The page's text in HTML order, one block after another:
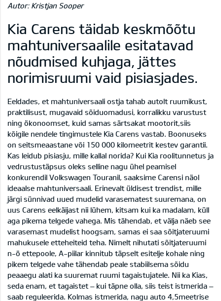
Autor: Kristjan Sooper
Kia Carens täidab keskmõõtu
mahtuniversaalile esitatavad
nõudmised kuhjaga, jättes
norimisruumi vaid pisiasjades.
Eeldades, et mahtuniversaali ostja tahab autolt ruumikust,
praktilisust, mugavaid sõiduomadusi, korralikku varustust
ning ökonoomset, kuid samas särtsakat mootorit,siis
kõigile nendele tingimustele Kia Carens vastab. Boonuseks
on seitsmeaastane või 150 000 kilomeetrit kestev garantii.
Kas leidub pisiasju, mille kallal norida? Kui Kia roolitunnetus ja
vedrustustäpsus oleks selline nagu ühel peamisel
konkurendil Volkswagen Touranil, saaksime Carensi näol
ideaalse mahtuniversaali. Erinevalt üldisest trendist, mille
järgi sünnivad uued mudelid varasematest suuremana, on
uus Carens eelkäijast nii lühem, kitsam kui ka madalam, küll
aga pikema telgede vahega. Mis tähendab, et välja näeb see
varasemast mudelist hoogsam, samas ei saa sõitjateruumi
mahukusele etteheiteid teha. Nimelt nihutati sõitjateruumi
n-ö ettepoole, A-piilar kinnitub täpselt esitelje kohale ning
pikem telgede vahe tähendab peale stabiilsema sõidu
peaaegu alati ka suuremat ruumi tagaistujatele. Nii ka Kias,
seda enam, et tagaistet – kui täpne olla, siis teist istmerida –
saab reguleerida. Kolmas istmerida, nagu auto 4,5meetrise